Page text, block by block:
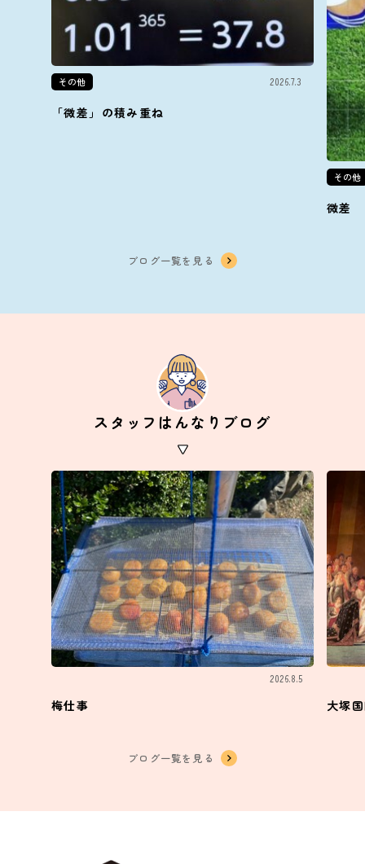
その他 2026.7.3
「微差」の積み重ね
その他
微差
ブログ一覧を見る
スタッフはんなりブログ
2026.8.5
梅仕事 大塚
ブログ一覧を見る